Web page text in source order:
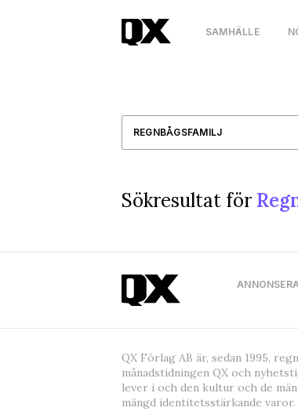
SAMHÄLLE
Sökresultat för
ANNONSERA
QX Förlag AB är, sedan 1995,
månadstidningen QX och
lever i och den kultur och de
mängd identitetsstärkande